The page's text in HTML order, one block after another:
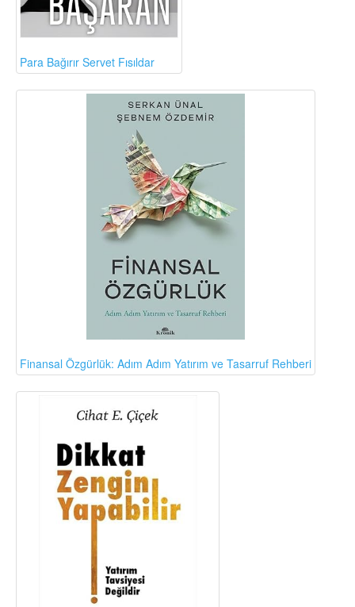
Para Bağırır Servet Fısıldar
Finansal Özgürlük: Adım Adım Yatırım ve Tasarruf Rehberi